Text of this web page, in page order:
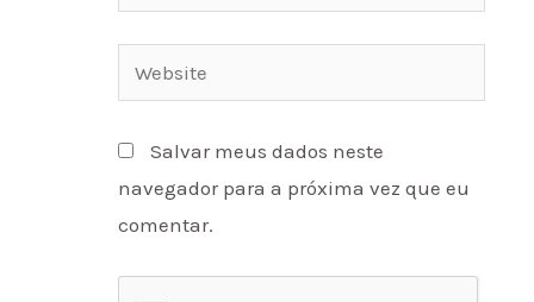
Website
Salvar meus dados neste
navegador para a próxima vez que eu
comentar.